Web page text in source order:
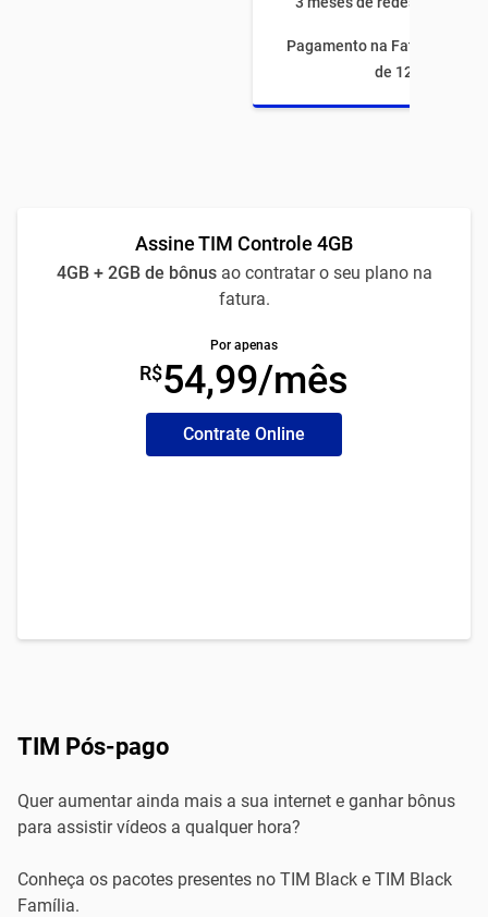
Pagamento na Fatura com
de 12 meses
Assine TIM Controle 4GB
4GB + 2GB de bônus ao contratar o seu plano na
fatura.
Por apenas
R$54,99/mês
Contrate Online
TIM Pós-pago
Quer aumentar ainda mais a sua internet e ganhar bônus
para assistir vídeos a qualquer hora?
Conheça os pacotes presentes no TIM Black e TIM Black
Família.